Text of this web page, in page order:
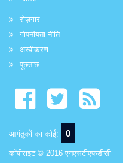
रोज़गार
गोपनीयता नीति
अस्वीकरण
पूछताछ
आगंतुकों का कोई: 0
कॉपीराइट © 2016 एनएसटीएफडीसी